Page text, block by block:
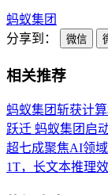
蚂蚁集团
分享到：
微信
相关推荐
蚂蚁集团斩获计
跃迁 蚂蚁集团启
超七成聚焦AI领域
1T，长文本推理